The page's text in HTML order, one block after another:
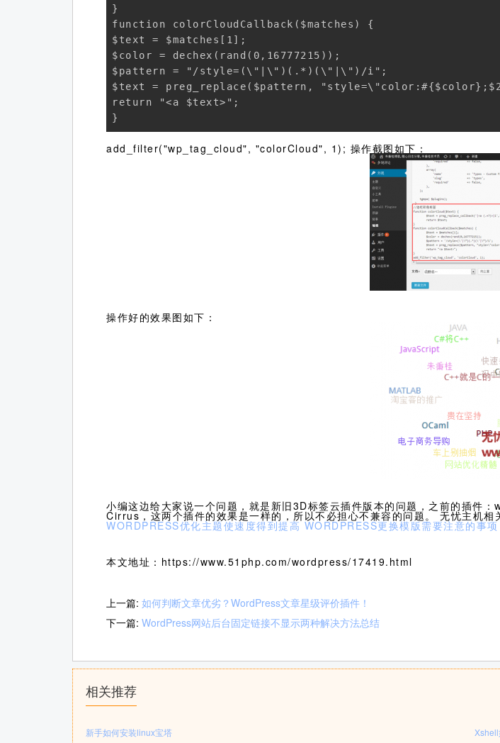
}
function colorCloudCallback($matches) {
$text = $matches[1];
$color = dechex(rand(0,16777215));
$pattern = "/style=(\"|\")(.*)(\"|\")/i";
$text = preg_replace($pattern,
return "<a $text>";
}
add_filter("wp_tag_cloud", "colorCloud", 1); 操作截图如下：
操作好的效果图如下：
小编这边给大家说一个问题，就是新旧3D标签云插件版本的问题，之前的插件
Cirrus，这两个插件的效果是一样的，所以不必担心不兼容的问题。 无忧主机相
WORDPRESS优化主题使速度得到提高 WORDPRESS更换模版需要注意的事项
本文地址：https://www.51php.com/wordpress/17419.html
上一篇: 如何判断文章优劣？WordPress文章星级评价插件！
下一篇: WordPress网站后台固定链接不显示两种解决方法总结
相关推荐
新手如何安装linux宝塔